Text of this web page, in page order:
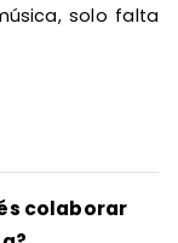
solo falta
colaborar